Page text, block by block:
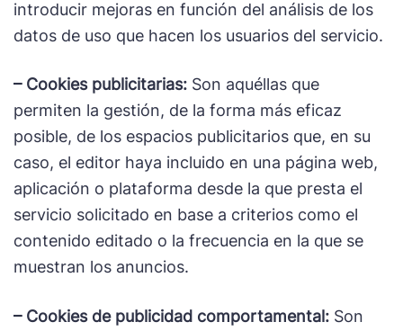
introducir mejoras en función del análisis de los
datos de uso que hacen los usuarios del servicio.
– Cookies publicitarias: Son aquéllas que
permiten la gestión, de la forma más eficaz
posible, de los espacios publicitarios que, en su
caso, el editor haya incluido en una página web,
aplicación o plataforma desde la que presta el
servicio solicitado en base a criterios como el
contenido editado o la frecuencia en la que se
muestran los anuncios.
– Cookies de publicidad comportamental: Son